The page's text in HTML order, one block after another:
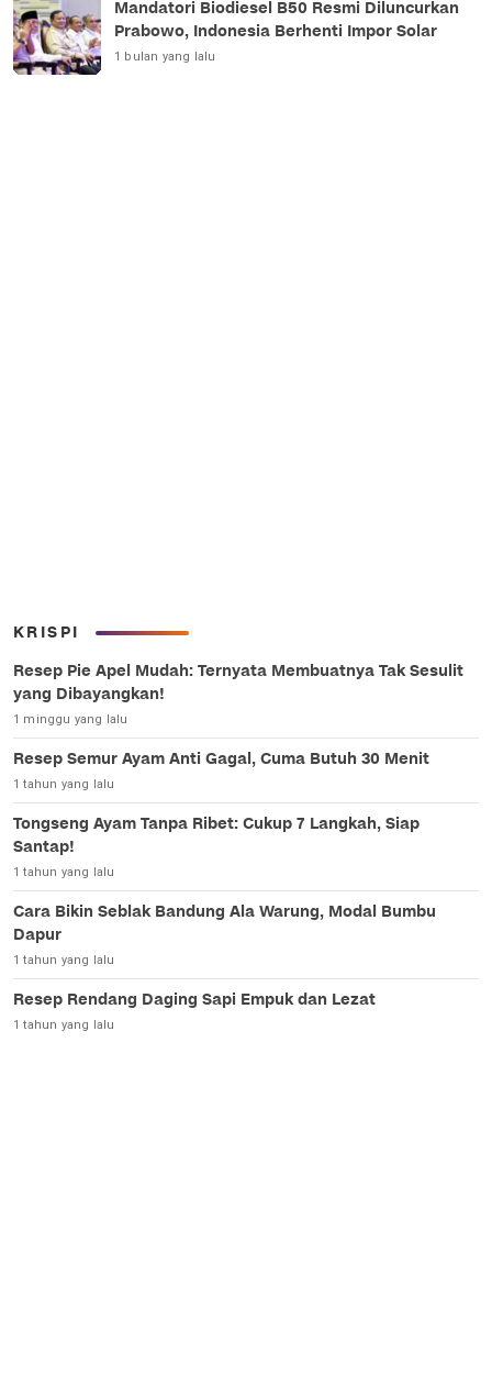
Mandatori Biodiesel B50 Resmi Diluncurkan
Prabowo, Indonesia Berhenti Impor Solar
1 bulan yang lalu
KRISPI
Resep Pie Apel Mudah: Ternyata Membuatnya Tak Sesulit
yang Dibayangkan!
1 minggu yang lalu
Resep Semur Ayam Anti Gagal, Cuma Butuh 30 Menit
1 tahun yang lalu
Tongseng Ayam Tanpa Ribet: Cukup 7 Langkah, Siap
Santap!
1 tahun yang lalu
Cara Bikin Seblak Bandung Ala Warung, Modal Bumbu
Dapur
1 tahun yang lalu
Resep Rendang Daging Sapi Empuk dan Lezat
1 tahun yang lalu